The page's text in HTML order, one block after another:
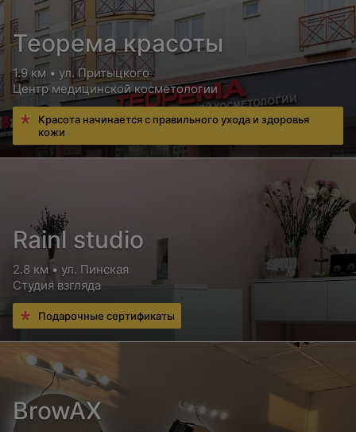
Цена по запросу
Теорема красоты
1.9 км • ул. Притыцкого
Центр медицинской косметологии
Красота начинается с правильного ухода и здоровья
кожи
Rainl studio
2.8 км • ул. Пинская
Студия взгляда
Подарочные сертификаты
BrowAX